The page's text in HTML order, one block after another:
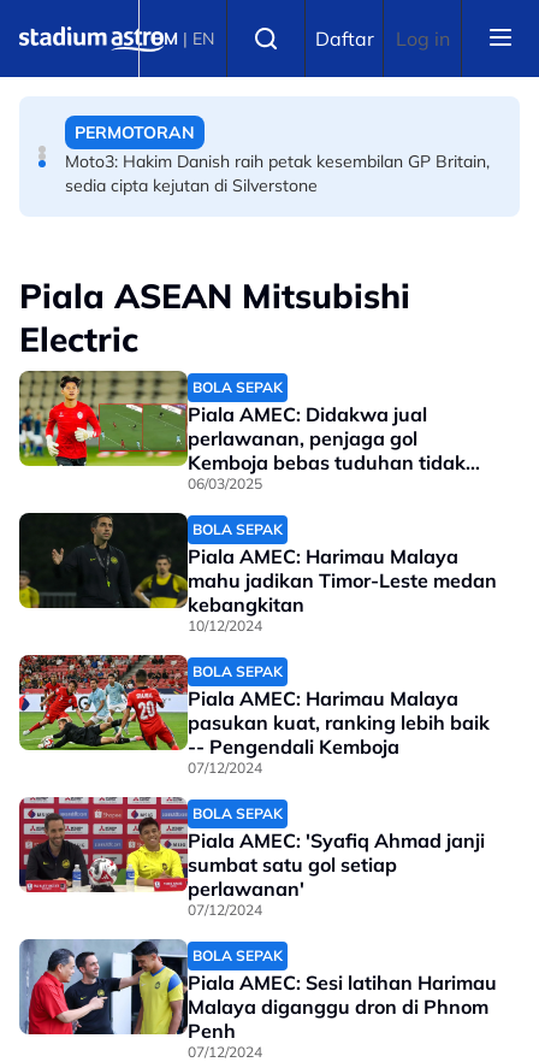
BM | EN Daftar Log in
Sejarah Tercipta! Malaysia raih emas pertama
PERMOTORAN
Moto3: Hakim Danish raih petak kesembilan GP Britain,
sedia cipta kejutan di Silverstone
Piala ASEAN Mitsubishi
Electric
BOLA SEPAK
Piala AMEC: Didakwa jual
perlawanan, penjaga gol
Kemboja bebas tuduhan tidak
bersalah
06/03/2025
BOLA SEPAK
Piala AMEC: Harimau Malaya
mahu jadikan Timor-Leste medan
kebangkitan
10/12/2024
BOLA SEPAK
Piala AMEC: Harimau Malaya
pasukan kuat, ranking lebih baik
-- Pengendali Kemboja
07/12/2024
BOLA SEPAK
Piala AMEC: 'Syafiq Ahmad janji
sumbat satu gol setiap
perlawanan'
07/12/2024
BOLA SEPAK
Piala AMEC: Sesi latihan Harimau
Malaya diganggu dron di Phnom
Penh
07/12/2024